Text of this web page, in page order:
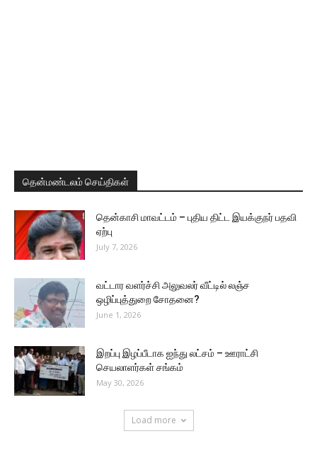
தென்மண்டலம் செய்திகள்
தென்காசி மாவட்டம் – புதிய திட்ட இயக்குநர் பதவி
ஏற்பு
July 7, 2026
வட்டார வளர்ச்சி அலுவலர் வீட்டில் லஞ்ச
ஒழிப்புத்துறை சோதனை?
June 1, 2026
இறப்பு இழப்பீடாக ஐந்து லட்சம் – ஊராட்சி
செயலாளர்கள் சங்கம்
May 30, 2026
Load more